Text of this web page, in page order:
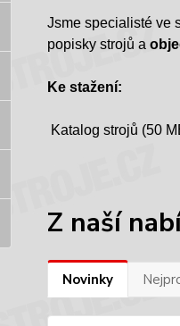
Jsme specialisté ve
popisky strojů a
Ke stažení:
Katalog strojů (50
Z naší
Novinky